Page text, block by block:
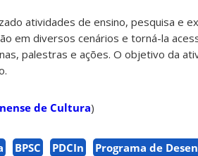
atividades de ensino, pesquisa e
em diversos cenários e torná-la
palestras e ações. O objetivo da
de Cultura)
BPSC PDCIn
Programa de